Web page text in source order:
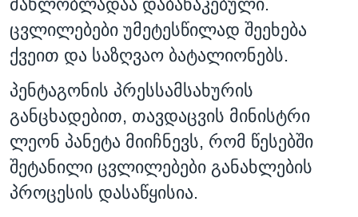
მახლობლადაა დაბანაკებული.
ცვლილებები უმეტესწილად შეეხება
ქვეით და საზღვაო ბატალიონებს.
პენტაგონის პრესსამსახურის
განცხადებით, თავდაცვის მინისტრი
ლეონ პანეტა მიიჩნევს, რომ წესებში
შეტანილი ცვლილებები განახლების
პროცესის დასაწყისია.